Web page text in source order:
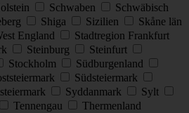
Schwaben
Schwäbisch
Shiga Sizilien
Skåne län
England
Stadtregion Frankfurt
Steinburg
Steinfurt
Stockholm
Südburgenland
Südsteiermark
Syddanmark
Sylt
Tennengau
Thermenland